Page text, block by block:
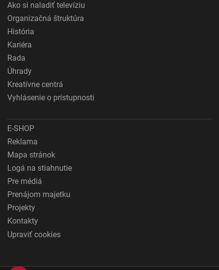
Ako si naladiť televíziu
Organizačná štruktúra
História
Kariéra
Rada
Úhrady
Kreatívne centrá
Vyhlásenie o prístupnosti
E-SHOP
Reklama
Mapa stránok
Logá na stiahnutie
Pre médiá
Prenájom majetku
Projekty
Kontakty
Upraviť cookies